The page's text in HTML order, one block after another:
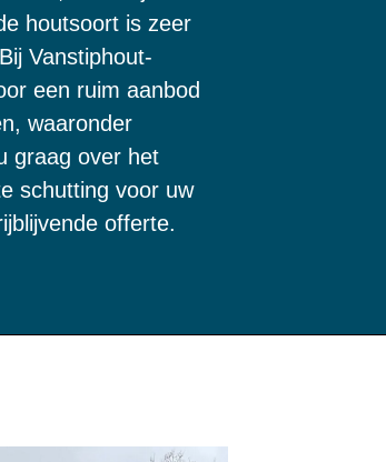
houtsoort is zeer
Vanstiphout-
een ruim aanbod
waaronder
graag over het
schutting voor uw
offerte.